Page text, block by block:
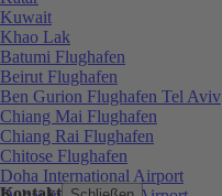
Kuwait
Khao Lak
Batumi Flughafen
Beirut Flughafen
Ben Gurion Flughafen Tel Aviv
Chiang Mai Flughafen
Chiang Rai Flughafen
Chitose Flughafen
Doha International Airport